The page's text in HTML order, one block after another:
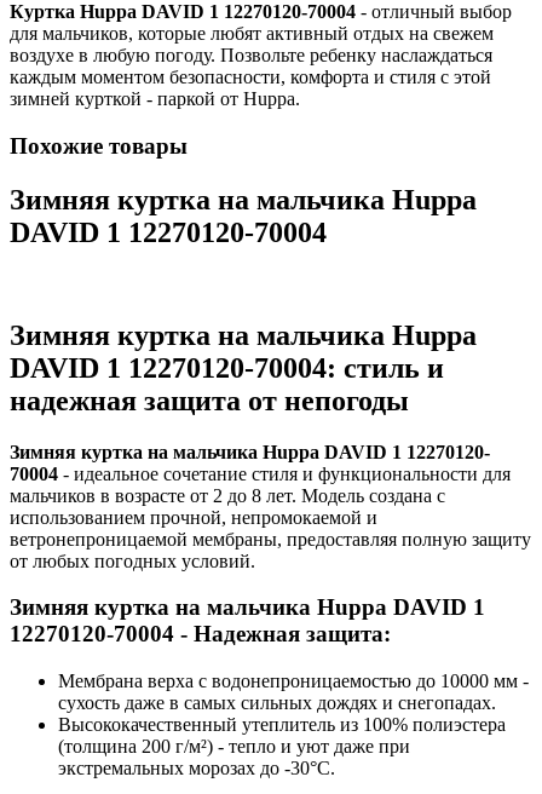
Куртка Huppa DAVID 1 12270120-70004 - отличный выбор
для мальчиков, которые любят активный отдых на свежем
воздухе в любую погоду. Позвольте ребенку наслаждаться
каждым моментом безопасности, комфорта и стиля с этой
зимней курткой - паркой от Huppa.
Похожие товары
Зимняя куртка на мальчика Huppa
DAVID 1 12270120-70004
Зимняя куртка на мальчика Huppa
DAVID 1 12270120-70004: cтиль и
надежная защита от непогоды
Зимняя куртка на мальчика Huppa DAVID 1 12270120-
70004 - идеальное сочетание стиля и функциональности для
мальчиков в возрасте от 2 до 8 лет. Модель создана с
использованием прочной, непромокаемой и
ветронепроницаемой мембраны, предоставляя полную защиту
от любых погодных условий.
Зимняя куртка на мальчика Huppa DAVID 1
12270120-70004 - Надежная защита:
Мембрана верха с водонепроницаемостью до 10000 мм -
сухость даже в самых сильных дождях и снегопадах.
Высококачественный утеплитель из 100% полиэстера
(толщина 200 г/м²) - тепло и уют даже при
экстремальных морозах до -30°C.